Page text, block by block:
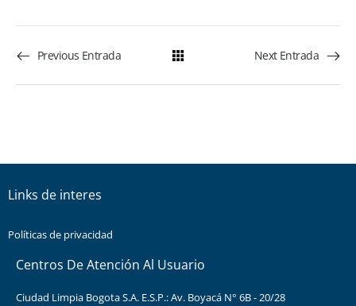
Previous Entrada Next Entrada
Links de interes
Políticas de privacidad
Centros De Atención Al Usuario
Ciudad Limpia Bogota S.A. E.S.P.: Av. Boyacá N° 6B - 20/28